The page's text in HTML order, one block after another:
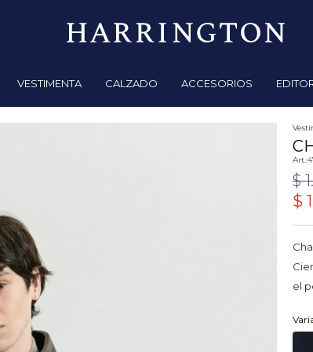
VESTIMENTA CALZADO ACCESORIOS
$
$
el